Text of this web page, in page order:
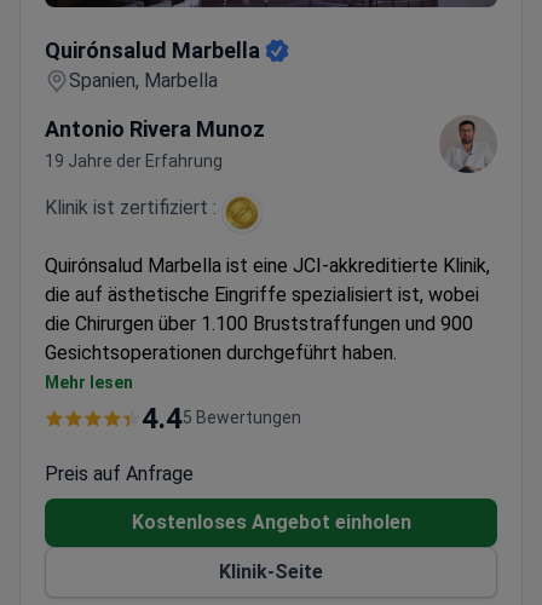
Quirónsalud Marbella
Spanien, Marbella
Antonio Rivera Munoz
19 Jahre der Erfahrung
Klinik ist zertifiziert :
Quirónsalud Marbella ist eine JCI-akkreditierte Klinik,
die auf ästhetische Eingriffe spezialisiert ist, wobei
die Chirurgen über 1.100 Bruststraffungen und 900
Gesichtsoperationen durchgeführt haben.
Bietet fortschrittliche Techniken wie WAL-
Fettabsaugung und FUE-Haartransplantationen
Teil der größten privaten Krankenhausgruppe
Spaniens mit über 800 medizinischen Mitarbeitern
Kombiniert die Behandlung mit mediterraner
Erholung an der Costa del Sol
Mehr lesen
4.45 Bewertungen
Preis auf Anfrage
Kostenloses Angebot einholen
Klinik-Seite